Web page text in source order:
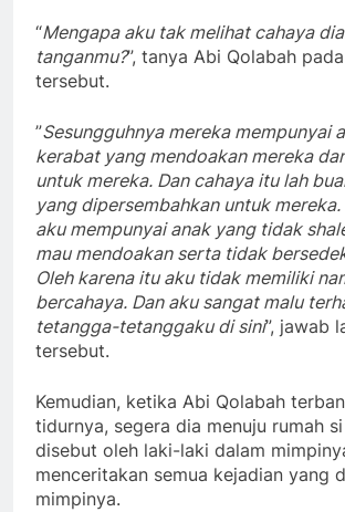
“Mengapa aku tak melihat cahaya
tanganmu?”, tanya Abi Qolabah
tersebut.
”Sesungguhnya mereka mempunyai
kerabat yang mendoakan mereka
untuk mereka. Dan cahaya itu lah
yang dipersembahkan untuk
aku mempunyai anak yang tidak
mau mendoakan serta tidak
Oleh karena itu aku tidak memiliki
bercahaya. Dan aku sangat malu
tetangga-tetanggaku di sini”, jawab
tersebut.
Kemudian, ketika Abi Qolabah
tidurnya, segera dia menuju rumah
disebut oleh laki-laki dalam
menceritakan semua kejadian yang
mimpinya.